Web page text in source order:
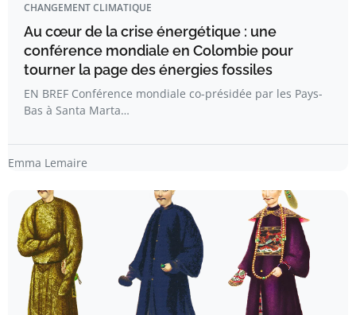
CHANGEMENT CLIMATIQUE
Au cœur de la crise énergétique : une
conférence mondiale en Colombie pour
tourner la page des énergies fossiles
EN BREF Conférence mondiale co-présidée par les Pays-
Bas à Santa Marta…
Emma Lemaire